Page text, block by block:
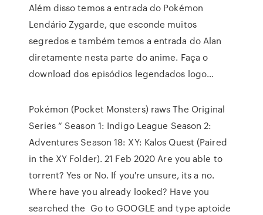
Além disso temos a entrada do Pokémon
Lendário Zygarde, que esconde muitos
segredos e também temos a entrada do Alan
diretamente nesta parte do anime. Faça o
download dos episódios legendados logo…
Pokémon (Pocket Monsters) raws The Original
Series “ Season 1: Indigo League Season 2:
Adventures Season 18: XY: Kalos Quest (Paired
in the XY Folder). 21 Feb 2020 Are you able to
torrent? Yes or No. If you're unsure, its a no.
Where have you already looked? Have you
searched the Go to GOOGLE and type aptoide